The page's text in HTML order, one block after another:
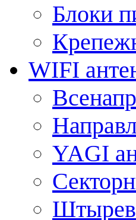
Блоки
WIFI
YAGI